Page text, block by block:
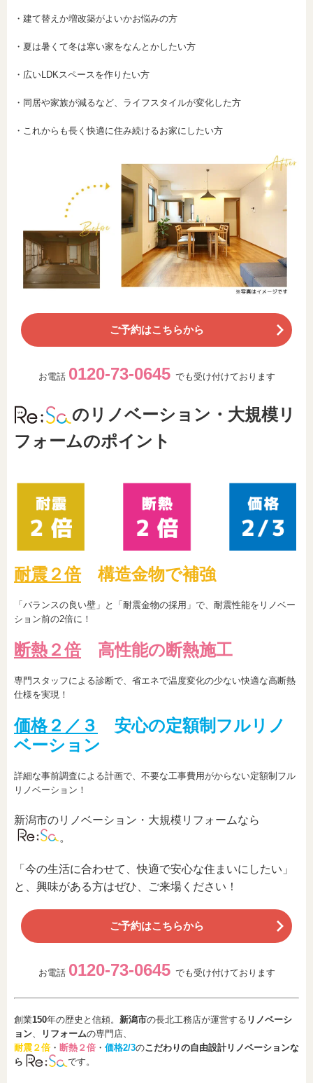
・建て替えか増改築がよいかお悩みの方
・夏は暑くて冬は寒い家をなんとかしたい方
・広いLDKスペースを作りたい方
・同居や家族が減るなど、ライフスタイルが変化した方
・これからも長く快適に住み続けるお家にしたい方
ご予約はこちらから
お電話 0120-73-0645 でも受け付けております
のリノベーション・大規模リ
フォームのポイント
耐震２倍構造金物で補強
「バランスの良い壁」と「耐震金物の採用」で、耐震性能をリノベー
ション前の2倍に！
断熱２倍 高性能の断熱施工
専門スタッフによる診断で、省エネで温度変化の少ない快適な高断熱
仕様を実現！
価格２／３
安心の定額制フルリノ
ベーション
詳細な事前調査による計画で、不要な工事費用がからない定額制フル
リノベーション！
新潟市のリノベーション・大規模リフォームなら
。
「今の生活に合わせて、快適で安心な住まいにしたい」
と、興味がある方はぜひ、ご来場ください！
ご予約はこちらから
お電話 0120-73-0645 でも受け付けております
創業150年の歴史と信頼。 新潟市の長北工務店が運営する リノベーシ
ョン
リフォームの専門店、
耐震２倍 ・ 断熱２倍 ・ 価格2/3のこだわりの自由設計リノベーションな
ら
です。